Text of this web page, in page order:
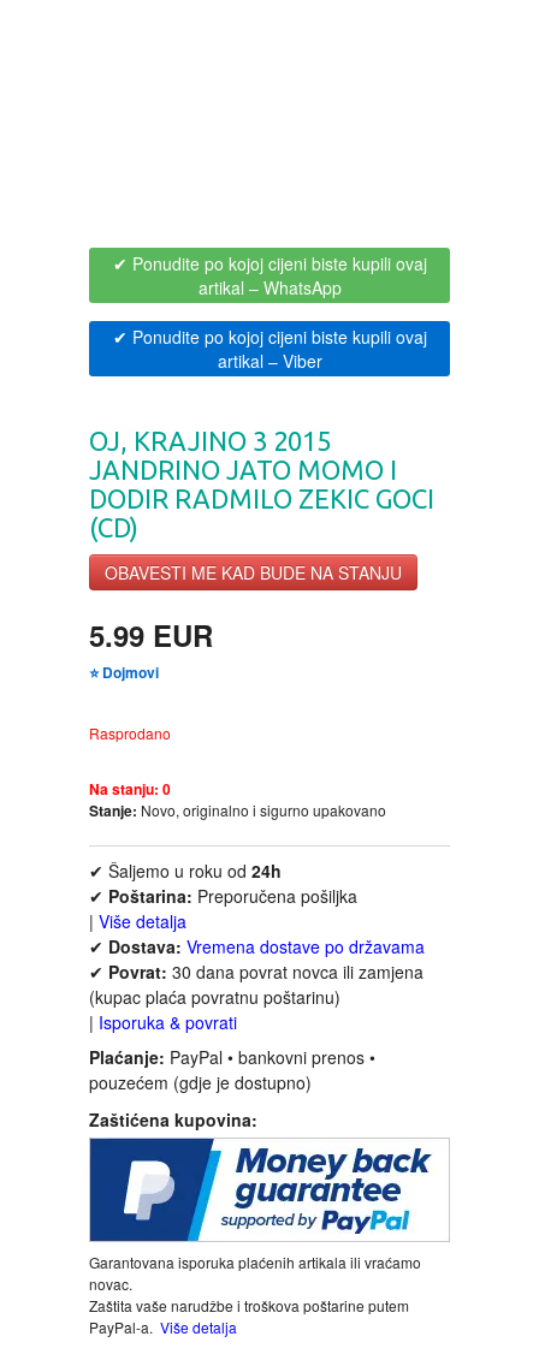
DUH I TELO
EDUKATIVNI
EROTSKI
ESEJISTIKA
FANTASTIKA
HOROR
INTERNET I RAČUNARI
KLASICI
KNJIGE ZA DECU
KOMEDIJA
KRIMINALISTIČKI
KUVARI
LJUBAVNI
MITOLOGIJA
MUZIKA
NAUČNA FANTASTIKA
✔ Ponudite po kojoj cijeni biste kupili ovaj
artikal – WhatsApp
✔ Ponudite po kojoj cijeni biste kupili ovaj
artikal– Viber
OJ, KRAJINO 3 2015
JANDRINO JATO MOMO I
DODIR RADMILO ZEKIC GOCI
(CD)
OBAVESTI ME KAD BUDE NA STANJU
5.99 EUR
⭐ Dojmovi
Rasprodano
Na stanju: 0
Stanje: Novo, originalno i sigurno upakovano
✔ Šaljemo u roku od 24h
✔ Poštarina: Preporučena pošiljka
| Više detalja
✔ Dostava: Vremena dostave po državama
✔ Povrat: 30 dana povrat novca ili zamjena
(kupac plaća povratnu poštarinu)
| Isporuka & povrati
Plaćanje: PayPal • bankovni prenos •
pouzećem (gdje je dostupno)
Zaštićena kupovina:
Garantovana isporuka plaćenih artikala ili vraćamo
novac.
Zaštita vaše narudžbe i troškova poštarine putem
PayPal-a. Više detalja